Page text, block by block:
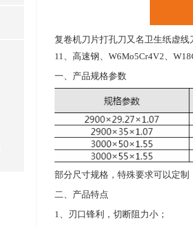
复卷机刀片打孔刀 又名卫生纸虚
11、高速钢、W6Mo5Cr4V2、
一、产品规格参数
部分尺寸规格，特殊要求可以定制
二、产品特点
1、刃口锋利，切断阻力小；